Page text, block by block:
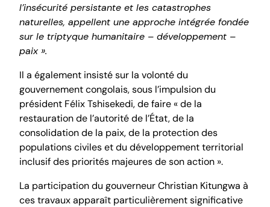
l’insécurité persistante et les catastrophes
naturelles, appellent une approche intégrée fondée
sur le triptyque humanitaire – développement –
paix ».
Il a également insisté sur la volonté du
gouvernement congolais, sous l’impulsion du
président Félix Tshisekedi, de faire « de la
restauration de l’autorité de l’État, de la
consolidation de la paix, de la protection des
populations civiles et du développement territorial
inclusif des priorités majeures de son action ».
La participation du gouverneur Christian Kitungwa à
ces travaux apparaît particulièrement significative